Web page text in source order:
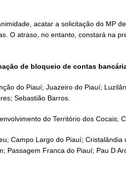
acatar a solicitação do MP
O atraso, no entanto, constará na
de bloqueio de contas
do Piauí; Juazeiro do Piauí;
Sebastião Barros.
do Território dos Cocais;
Campo Largo do Piauí;
Passagem Franca do Piauí; Pau D